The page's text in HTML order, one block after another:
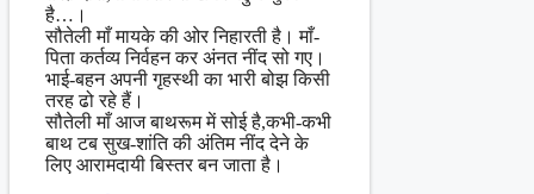
है…।
सौतेली माँ मायके की ओर निहारती है। माँ-
पिता कर्तव्य निर्वहन कर अंनत नींद सो गए।
भाई-बहन अपनी गृहस्थी का भारी बोझ किसी
तरह ढो रहे हैं।
सौतेली माँ आज बाथरूम में सोई है,कभी-कभी
बाथ टब सुख-शांति की अंतिम नींद देने के
लिए आरामदायी बिस्तर बन जाता है।